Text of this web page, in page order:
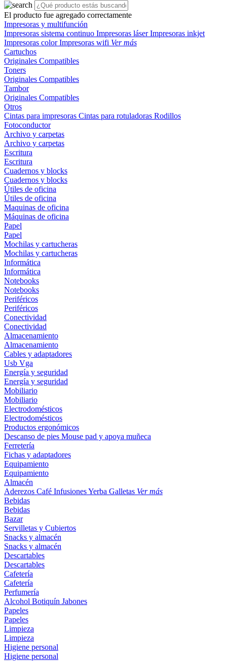
El producto fue agregado correctamente
Impresoras y multifunción
Impresoras sistema continuo Impresoras láserImpresoras inkjet
Impresoras colorImpresoras wifi Ver más
Cartuchos
Originales Compatibles
Toners
Originales Compatibles
Tambor
Originales Compatibles
Otros
Cintas para impresoras Cintas para rotuladoras Rodillos
Fotoconductor
Archivo y carpetas
Archivo y carpetas
Escritura
Escritura
Cuadernos y blocks
Cuadernos y blocks
Útiles de oficina
Útiles de oficina
Maquinas de oficina
Máquinas de oficina
Papel
Papel
Mochilas y cartucheras
Mochilas y cartucheras
Informática
Informática
Notebooks
Notebooks
Periféricos
Periféricos
Conectividad
Conectividad
Almacenamiento
Almacenamiento
Cables y adaptadores
Usb Vga
Energía y seguridad
Energía y seguridad
Mobiliario
Mobiliario
Electrodomésticos
Electrodomésticos
Productos ergonómicos
Descanso de pies Mouse pad y apoya muñeca
Ferretería
Fichas y adaptadores
Equipamiento
Equipamiento
Almacén
Aderezos Café InfusionesYerba Galletas Ver más
Bebidas
Bebidas
Bazar
Servilletas y Cubiertos
Snacks y almacén
Snacks y almacén
Descartables
Descartables
Cafetería
Cafetería
Perfumería
Alcohol Botiquín Jabones
Papeles
Papeles
Limpieza
Limpieza
Higiene personal
Higiene personal